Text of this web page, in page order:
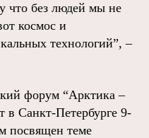
что без людей мы не
космос и
технологий”, –
форум “Арктика –
в Санкт-Петербурге 9-
посвящен теме